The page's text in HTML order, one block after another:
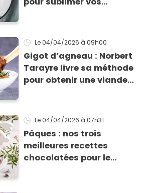
Le 04/04/2026 à 09h00
Gigot d’agneau : Norbert
Tarayre livre sa méthode
pour obtenir une viande
Le 04/04/2026 à 07h31
Pâques : nos trois
meilleures recettes
chocolatées pour le